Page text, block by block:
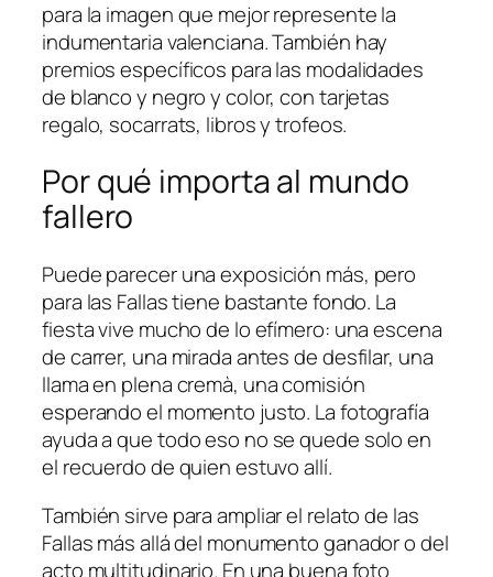
para la imagen que mejor represente la
indumentaria valenciana. También hay
premios específicos para las modalidades
de blanco y negro y color, con tarjetas
regalo, socarrats, libros y trofeos.
Por qué importa al mundo
fallero
Puede parecer una exposición más, pero
para las Fallas tiene bastante fondo. La
fiesta vive mucho de lo efímero: una escena
de carrer, una mirada antes de desfilar, una
llama en plena cremà, una comisión
esperando el momento justo. La fotografía
ayuda a que todo eso no se quede solo en
el recuerdo de quien estuvo allí.
También sirve para ampliar el relato de las
Fallas más allá del monumento ganador o del
acto multitudinario. En una buena foto